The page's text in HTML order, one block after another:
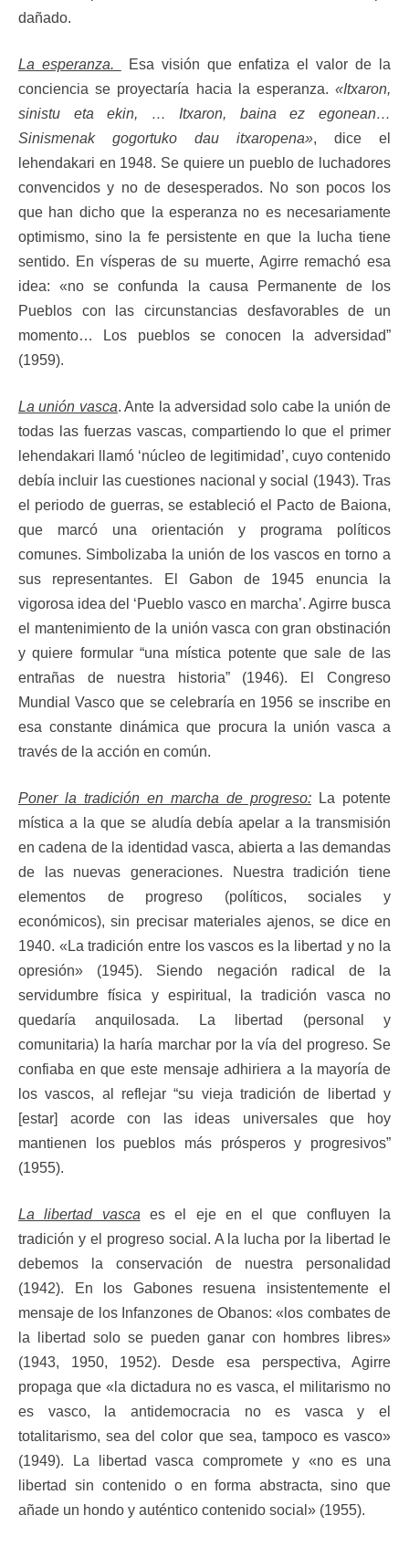
dañado.
La esperanza.
Esa visión que enfatiza el valor de la
conciencia se proyectaría hacia la esperanza. «Itxaron,
sinistu eta ekin, … Itxaron, baina ez egonean…
Sinismenak gogortuko dau itxaropena», dice el
lehendakari en 1948. Se quiere un pueblo de luchadores
convencidos y no de desesperados. No son pocos los
que han dicho que la esperanza no es necesariamente
optimismo, sino la fe persistente en que la lucha tiene
sentido. En vísperas de su muerte, Agirre remachó esa
idea: «no se confunda la causa Permanente de los
Pueblos con las circunstancias desfavorables de un
momento… Los pueblos se conocen la adversidad”
(1959).
La unión vasca. Ante la adversidad solo cabe la unión de
todas las fuerzas vascas, compartiendo lo que el primer
lehendakari llamó ‘núcleo de legitimidad’, cuyo contenido
debía incluir las cuestiones nacional y social (1943). Tras
el periodo de guerras, se estableció el Pacto de Baiona,
que marcó una orientación y programa políticos
comunes. Simbolizaba la unión de los vascos en torno a
sus representantes. El Gabon de 1945 enuncia la
vigorosa idea del ‘Pueblo vasco en marcha’. Agirre busca
el mantenimiento de la unión vasca con gran obstinación
y quiere formular “una mística potente que sale de las
entrañas de nuestra historia” (1946). El Congreso
Mundial Vasco que se celebraría en 1956 se inscribe en
esa constante dinámica que procura la unión vasca a
través de la acción en común.
Poner la tradición en marcha de progreso: La potente
mística a la que se aludía debía apelar a la transmisión
en cadena de la identidad vasca, abierta a las demandas
de las nuevas generaciones. Nuestra tradición tiene
elementos de progreso (políticos, sociales y
económicos), sin precisar materiales ajenos, se dice en
1940. «La tradición entre los vascos es la libertad y no la
opresión» (1945). Siendo negación radical de la
servidumbre física y espiritual, la tradición vasca no
quedaría anquilosada. La libertad (personal y
comunitaria) la haría marchar por la vía del progreso. Se
confiaba en que este mensaje adhiriera a la mayoría de
los vascos, al reflejar “su vieja tradición de libertad y
[estar] acorde con las ideas universales que hoy
mantienen los pueblos más prósperos y progresivos”
(1955).
La libertad vasca es el eje en el que confluyen la
tradición y el progreso social. A la lucha por la libertad le
debemos la conservación de nuestra personalidad
(1942). En los Gabones resuena insistentemente el
mensaje de los Infanzones de Obanos: «los combates de
la libertad solo se pueden ganar con hombres libres»
(1943, 1950, 1952). Desde esa perspectiva, Agirre
propaga que «la dictadura no es vasca, el militarismo no
es vasco, la antidemocracia no es vasca y el
totalitarismo, sea del color que sea, tampoco es vasco»
(1949). La libertad vasca compromete y «no es una
libertad sin contenido o en forma abstracta, sino que
añade un hondo y auténtico contenido social» (1955).